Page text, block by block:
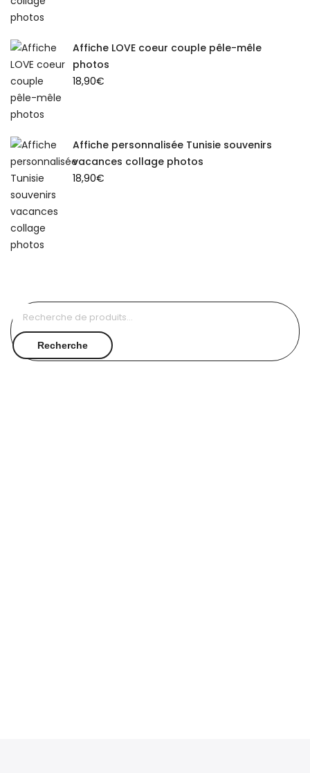
Affiche LOVE coeur couple pêle-mêle
photos
18,90€
Affiche personnalisée Tunisie souvenirs
vacances collage photos
18,90€
Recherche